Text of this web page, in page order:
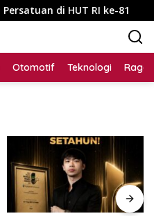
RI ke-81
Otomotif Teknologi